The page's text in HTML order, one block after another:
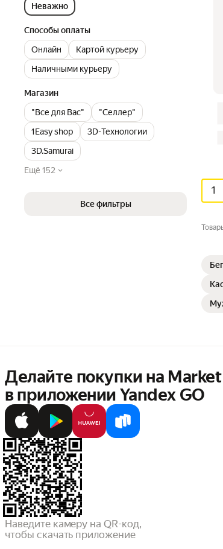
Неважно
Способы оплаты
Онлайн
Картой курьеру
Наличными курьеру
Магазин
"Все для Вас"
"Селлер"
1Easy shop
3D-Технологии
3D.Samurai
Ещё 152
Все фильтры
1
Делайте покупки на Market
в приложении Yandex GO
Наведите камеру на QR-код,
чтобы скачать приложение